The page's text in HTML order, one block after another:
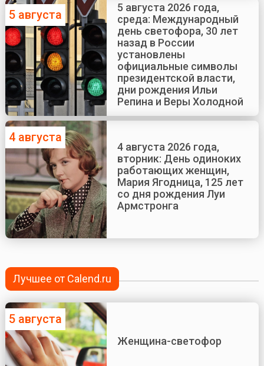
5 августа
5 августа 2026 года,
среда: Международный
день светофора, 30 лет
назад в России
установлены
официальные символы
президентской власти,
дни рождения Ильи
Репина и Веры Холодной
4 августа
4 августа 2026 года,
вторник: День одиноких
работающих женщин,
Мария Ягодница, 125 лет
со дня рождения Луи
Армстронга
Лучшее от Calend.ru
5 августа
Женщина-светофор